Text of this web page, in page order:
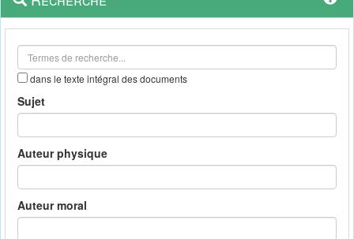
outils
dans le texte intégral des documents
Sujet
Auteur physique
Auteur moral